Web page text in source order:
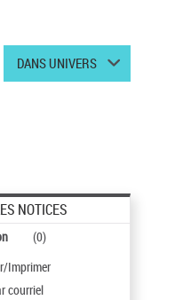
DANS UNIVERS
NOTICES
(0)
Imprimer
courriel